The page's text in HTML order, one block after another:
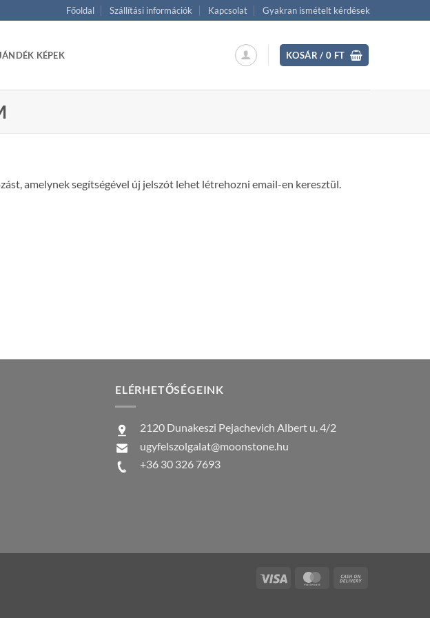
Főoldal Szállítási információk Kapcsolat Gyakran ismételt kérdések
KÉPEK KOSÁR /0 FT
amelynek segítségével új jelszót lehet létrehozni email-en keresztül.
ELÉRHETŐSÉGEINK
2120 Dunakeszi Pejachevich Albert u. 4/2
ugyfelszolgalat@moonstone.hu
+36 30 326 7693
Visa MasterCard